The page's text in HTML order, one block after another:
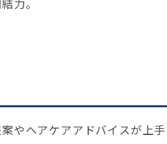
力。
やヘアケアアドバイスが上